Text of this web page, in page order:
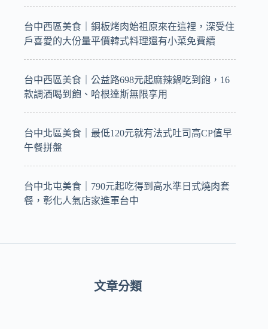
台中西區美食｜銅板烤肉始祖原來在這裡，深受住
戶喜愛的大份量平價韓式料理還有小菜免費續
台中西區美食｜公益路698元起麻辣鍋吃到飽，16
款調酒喝到飽、哈根達斯無限享用
台中北區美食｜最低120元就有法式吐司高CP值早
午餐拼盤
台中北屯美食｜790元起吃得到高水準日式燒肉套
餐，彰化人氣店家進軍台中
文章分類